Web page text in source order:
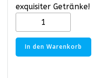
exquisiter Getränke!
Verkostung
Menge
In den Warenkorb